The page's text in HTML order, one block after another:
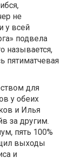
не
у всей
подвела
называется,
пятиматчевая
для
у обеих
и Илья
за другим.
пять 100%
выходы
и